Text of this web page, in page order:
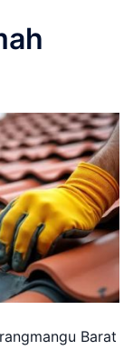
Barat